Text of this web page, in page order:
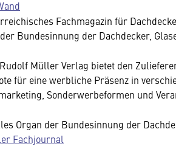
Fachmagazin für
Bundesinnung der Dachdecker,
Müller Verlag bietet den
für eine werbliche Präsenz in
Sonderwerbeformen und
Organ der Bundesinnung der
Fachjournal